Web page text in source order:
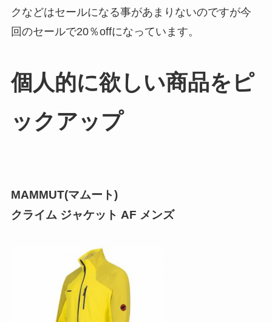
クなどはセールになる事があまりないのですが今
回のセールで20％offになっています。
個人的に欲しい商品をピ
ックアップ
MAMMUT(マムート)
クライム ジャケット AF メンズ